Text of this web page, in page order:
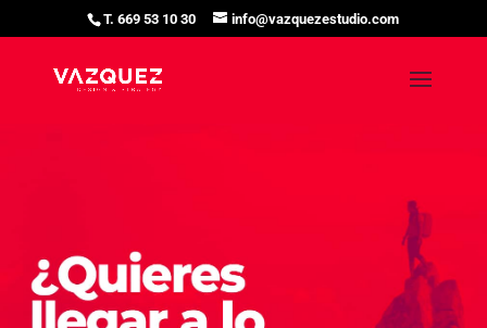
T. 669 53 10 30 info@vazquezestudio.com